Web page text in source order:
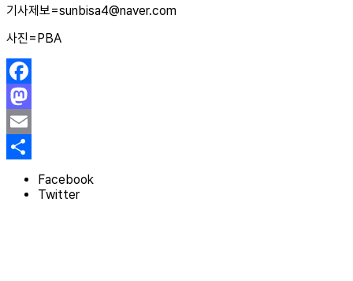
기사제보=sunbisa4@naver.com
사진=PBA
Facebook
Mastodon
Email
Share
Facebook
Twitter